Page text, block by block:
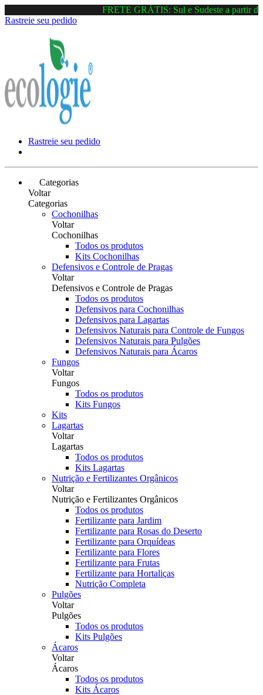
FRETE GRÁTIS: Sul e Sudeste a partir de
Rastreie seu pedido
Rastreie seu pedido
Categorias
Voltar
Categorias
Cochonilhas
Voltar
Cochonilhas
Todos os produtos
Kits Cochonilhas
Defensivos e Controle de Pragas
Voltar
Defensivos e Controle de Pragas
Todos os produtos
Defensivos para Cochonilhas
Defensivos para Lagartas
Defensivos Naturais para Controle de Fungos
Defensivos Naturais para Pulgões
Defensivos Naturais para Ácaros
Fungos
Voltar
Fungos
Todos os produtos
Kits Fungos
Kits
Lagartas
Voltar
Lagartas
Todos os produtos
Kits Lagartas
Nutrição e Fertilizantes Orgânicos
Voltar
Nutrição e Fertilizantes Orgânicos
Todos os produtos
Fertilizante para Jardim
Fertilizante para Rosas do Deserto
Fertilizante para Orquídeas
Fertilizante para Flores
Fertilizante para Frutas
Fertilizante para Hortaliças
Nutrição Completa
Pulgões
Voltar
Pulgões
Todos os produtos
Kits Pulgões
Ácaros
Voltar
Ácaros
Todos os produtos
Kits Ácaros